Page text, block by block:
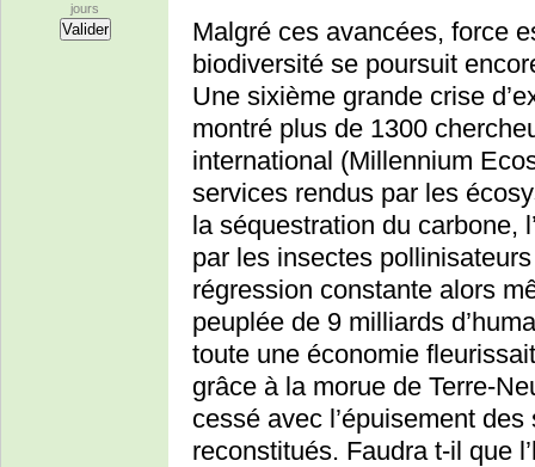
jours
Malgré ces avancées, force
biodiversité se poursuit
Une sixième grande crise
montré plus de 1300
international (Millennium
services rendus par les
la séquestration du carbone,
par les insectes
régression constante alors
peuplée de 9 milliards
toute une économie
grâce à la morue de Terre-
cessé avec l’épuisement
reconstitués. Faudra t-il que